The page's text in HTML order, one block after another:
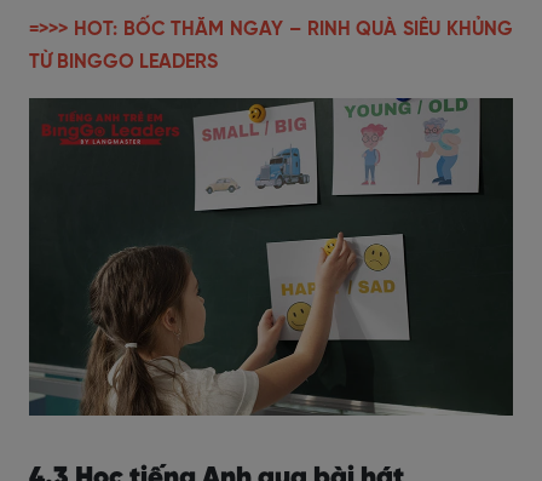
=>>> HOT: BỐC THĂM NGAY – RINH QUÀ SIÊU KHỦNG
TỪ BINGGO LEADERS